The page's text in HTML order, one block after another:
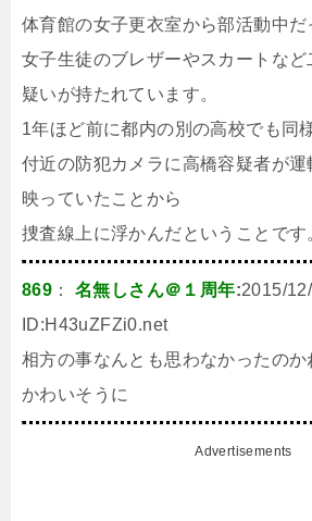
体育館の女子更衣室から部活動中だ
女子生徒のブレザーやスカートな
疑いが持たれています。
1年ほど前に都内の別の高校でも同
付近の防犯カメラに高橋容疑者が
映っていたことから
捜査線上に浮かんだということです
869 ：名無しさん＠１周年:2015/
ID:H43uZFZi0.net
相方の事なんとも思わなかったのか
かわいそうに
Advertisements